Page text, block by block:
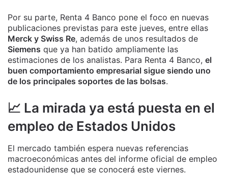
Por su parte, Renta 4 Banco pone el foco en nuevas
publicaciones previstas para este jueves, entre ellas
Merck y Swiss Re, además de unos resultados de
Siemens que ya han batido ampliamente las
estimaciones de los analistas. Para Renta 4 Banco, el
buen comportamiento empresarial sigue siendo uno
de los principales soportes de las bolsas.
📈 La mirada ya está puesta en el
empleo de Estados Unidos
El mercado también espera nuevas referencias
macroeconómicas antes del informe oficial de empleo
estadounidense que se conocerá este viernes.